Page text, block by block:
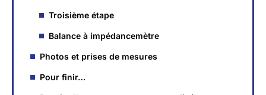
Troisième étape
Balance à impédancemètre
Photos et prises de mesures
Pour finir…